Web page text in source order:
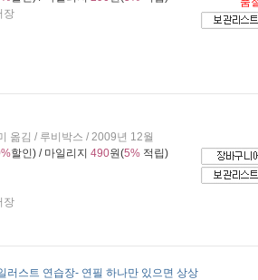
장
옮김 / 루비박스 / 2009년 12월
할인) / 마일리지 490원(5% 적립)
장
러스트 연습장- 연필 하나만 있으면 상상